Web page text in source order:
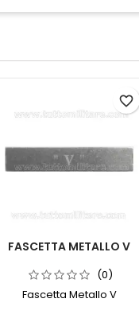
FASCETTA METALLO V
(0)
Fascetta Metallo V
favorite_border